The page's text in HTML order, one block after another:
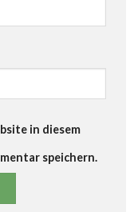
in diesem
speichern.